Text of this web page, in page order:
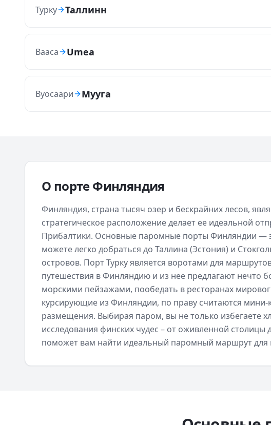
Турку Таллинн
Вааса Umea
Вуосаари Мууга
О портеФинляндия
Финляндия, страна тысяч озер и бескрайних лесов,
стратегическое расположение делает ее идеальной
Прибалтики. Основные паромные порты Финляндии —
можете легко добраться до Таллина (Эстония) и
островов. Порт Турку является воротами для
путешествия в Финляндию и из нее предлагают нечто
морскими пейзажами, пообедать в ресторанах
курсирующие из Финляндии, по праву считаются
размещения. Выбирая паром, вы не только избегаете
исследования финских чудес – от оживленной
поможет вам найти идеальный паромный маршрут для